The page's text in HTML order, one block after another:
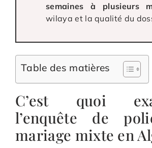
semaines à plusieurs
wilaya et la qualité du
Table des matières
C’est quoi
l’enquête de
mariage mixte en